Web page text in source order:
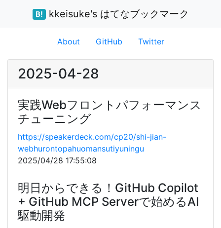
B! kkeisuke's はてなブックマーク
About GitHub Twitter
2025-04-28
実践Webフロントパフォーマンス
チューニング
https://speakerdeck.com/cp20/shi-jian-
webhurontopahuomansutiyuningu
2025/04/28 17:55:08
明日からできる！GitHub Copilot
+ GitHub MCP Serverで始めるAI
駆動開発